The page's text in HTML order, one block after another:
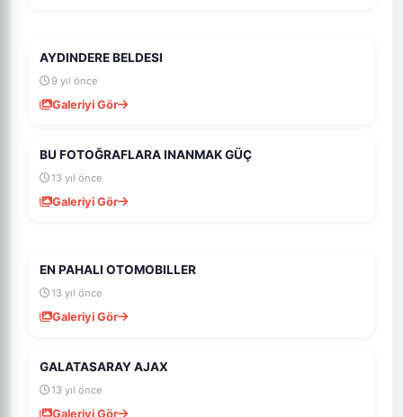
1K
AYDINDERE BELDESI
9 yıl önce
Galeriyi Gör
1K
BU FOTOĞRAFLARA INANMAK GÜÇ
13 yıl önce
Galeriyi Gör
1K
EN PAHALI OTOMOBILLER
13 yıl önce
Galeriyi Gör
989
GALATASARAY AJAX
13 yıl önce
Galeriyi Gör